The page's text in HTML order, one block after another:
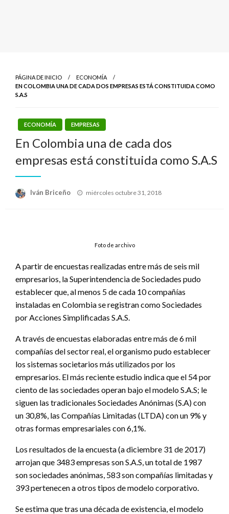
PÁGINA DE INICIO
ECONOMÍA
EN COLOMBIA UNA DE CADA DOS EMPRESAS ESTÁ CONSTITUIDA COMO
S.A.S
ECONOMÍA EMPRESAS
En Colombia una de cada dos
empresas está constituida como S.A.S
Iván Briceño
Publicado
miércoles octubre 31, 2018
Foto de archivo
A partir de encuestas realizadas entre más de seis mil
empresarios, la Superintendencia de Sociedades pudo
establecer que, al menos 5 de cada 10 compañías
instaladas en Colombia se registran como Sociedades
por Acciones Simplificadas S.A.S.
A través de encuestas elaboradas entre más de 6 mil
compañías del sector real, el organismo pudo establecer
los sistemas societarios más utilizados por los
empresarios. El más reciente estudio indica que el 54 por
ciento de las sociedades operan bajo el modelo S.A.S; le
siguen las tradicionales Sociedades Anónimas (S.A) con
un 30,8%, las Compañías Limitadas (LTDA) con un 9% y
otras formas empresariales con 6,1%.
Los resultados de la encuesta (a diciembre 31 de 2017)
arrojan que 3483 empresas son S.A.S, un total de 1987
son sociedades anónimas, 583 son compañías limitadas y
393 pertenecen a otros tipos de modelo corporativo.
Se estima que tras una década de existencia, el modelo